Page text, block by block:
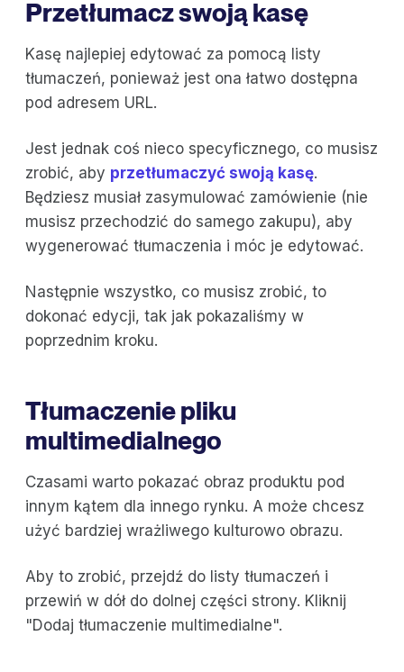
Przetłumacz swoją kasę
Kasę najlepiej edytować za pomocą listy
tłumaczeń, ponieważ jest ona łatwo dostępna
pod adresem URL.
Jest jednak coś nieco specyficznego, co musisz
zrobić, aby przetłumaczyć swoją kasę.
Będziesz musiał zasymulować zamówienie (nie
musisz przechodzić do samego zakupu), aby
wygenerować tłumaczenia i móc je edytować.
Następnie wszystko, co musisz zrobić, to
dokonać edycji, tak jak pokazaliśmy w
poprzednim kroku.
Tłumaczenie pliku
multimedialnego
Czasami warto pokazać obraz produktu pod
innym kątem dla innego rynku. A może chcesz
użyć bardziej wrażliwego kulturowo obrazu.
Aby to zrobić, przejdź do listy tłumaczeń i
przewiń w dół do dolnej części strony. Kliknij
"Dodaj tłumaczenie multimedialne".